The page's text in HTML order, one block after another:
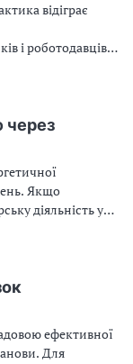
відіграє
і роботодавців,
України
спорів —
через
діяльність у
ефективної
Для